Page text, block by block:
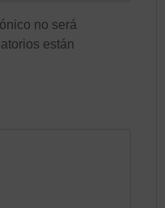
no será
están